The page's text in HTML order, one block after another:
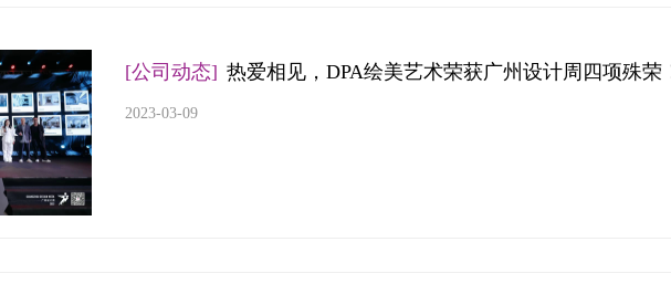
[公司动态] 热爱相见，DPA绘美艺术荣获广州设计周四项殊荣
2023-03-09